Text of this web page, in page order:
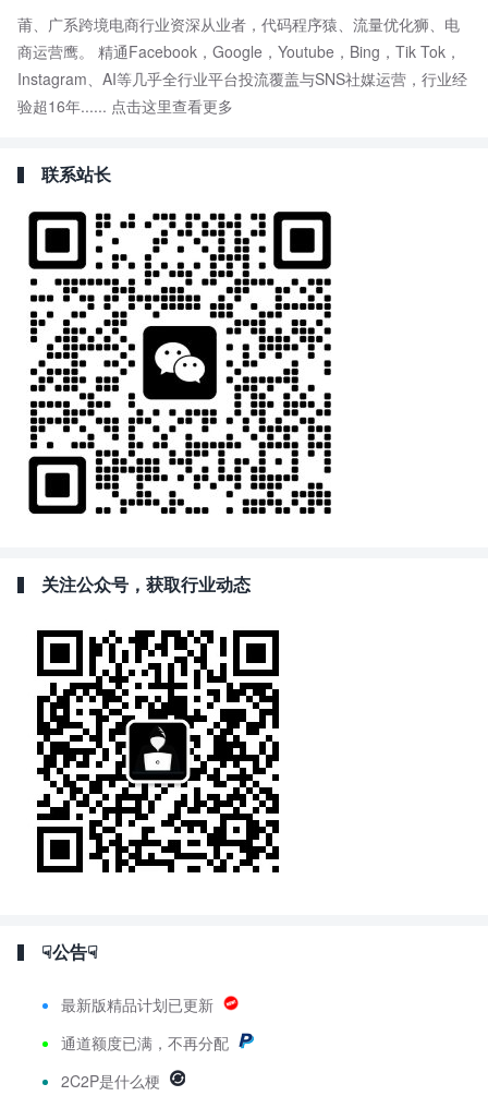
莆、广系跨境电商行业资深从业者，代码程序猿、流量优化狮、电
商运营鹰。 精通Facebook，Google，Youtube，Bing，Tik Tok，
Instagram、AI等几乎全行业平台投流覆盖与SNS社媒运营，行业经
验超16年...... 点击这里查看更多
联系站长
关注公众号，获取行业动态
☟公告☟
最新版精品计划已更新
通道额度已满，不再分配
2C2P是什么梗